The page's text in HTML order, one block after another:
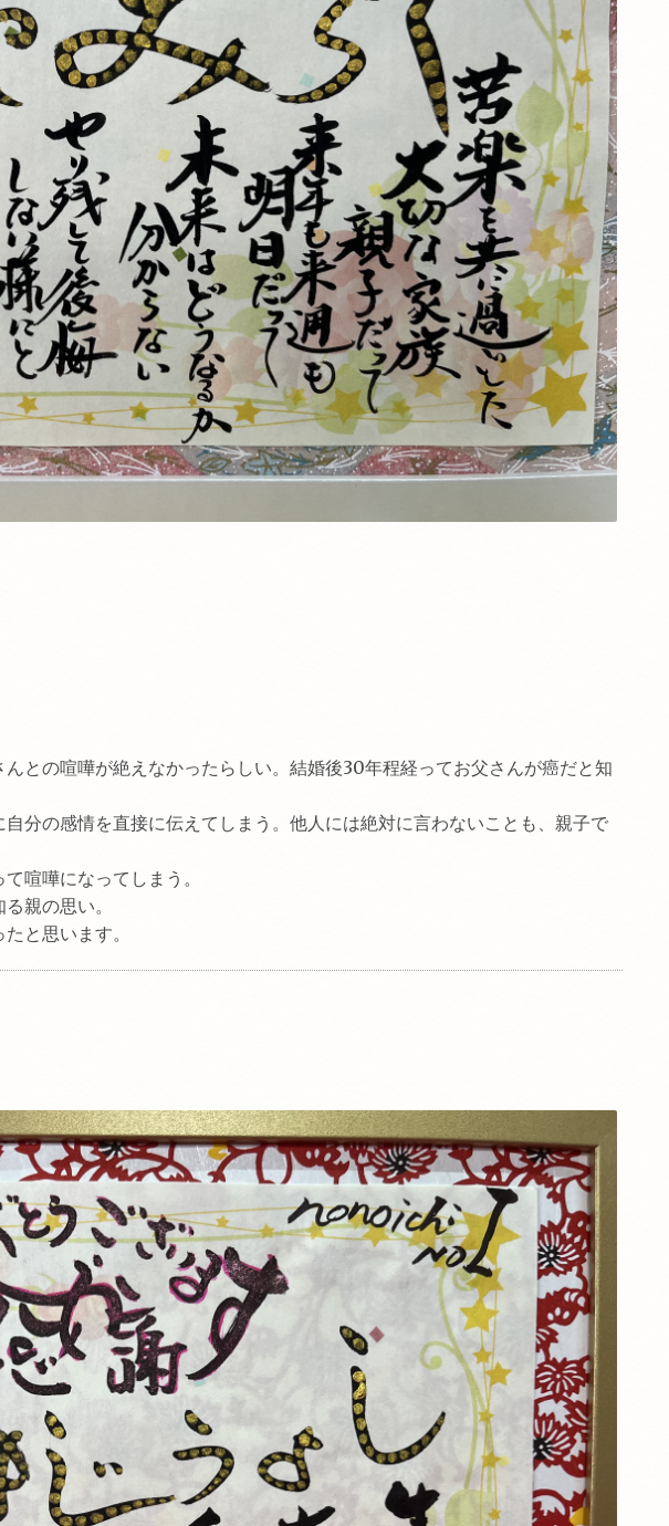
との喧嘩が絶えなかったらしい。結婚後30年程経ってお父さんが癌だと知
分の感情を直接に伝えてしまう。他人には絶対に言わないことも、親子で
喧嘩になってしまう。
親の思い。
と思います。